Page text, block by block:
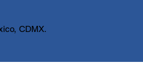
CDMX.